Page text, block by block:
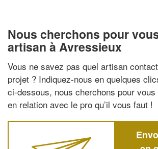
Nous cherchons pour
artisan à Avressieux
Vous ne savez pas quel artisan
projet ? Indiquez-nous en quelques
ci-dessous, nous cherchons pour
en relation avec le pro qu’il vous faut !